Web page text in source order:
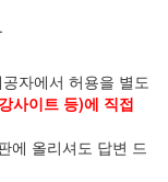
자에서 허용을 별도
사이트 등)에 직접
에 올리셔도 답변 드